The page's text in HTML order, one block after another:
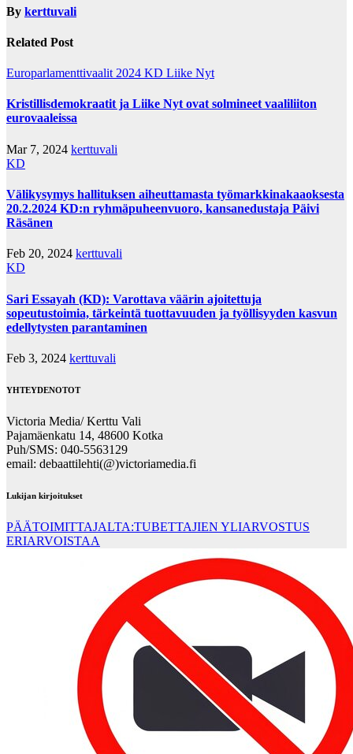
By kerttuvali
Related Post
Europarlamenttivaalit 2024 KD Liike Nyt
Kristillisdemokraatit ja Liike Nyt ovat solmineet vaaliliiton
eurovaaleissa
Mar 7, 2024 kerttuvali
KD
Välikysymys hallituksen aiheuttamasta työmarkkinakaaoksesta
20.2.2024 KD:n ryhmäpuheenvuoro, kansanedustaja Päivi
Räsänen
Feb 20, 2024 kerttuvali
KD
Sari Essayah (KD): Varottava väärin ajoitettuja
sopeutustoimia, tärkeintä tuottavuuden ja työllisyyden kasvun
edellytysten parantaminen
Feb 3, 2024 kerttuvali
YHTEYDENOTOT
Victoria Media/ Kerttu Vali
Pajamäenkatu 14, 48600 Kotka
Puh/SMS: 040-5563129
email: debaattilehti(@)victoriamedia.fi
Lukijan kirjoitukset
PÄÄTOIMITTAJALTA:TUBETTAJIEN YLIARVOSTUS
ERIARVOISTAA